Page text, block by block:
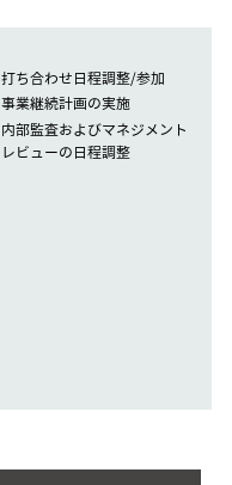
打ち合わせ日程調整/参加
事業継続計画の実施
内部監査およびマネジメント
レビューの日程調整